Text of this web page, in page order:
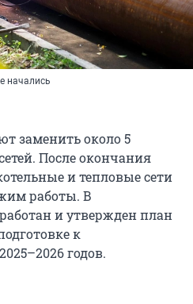
начались
заменить около 5
После окончания
и тепловые сети
работы. В
и утвержден план
к
годов.